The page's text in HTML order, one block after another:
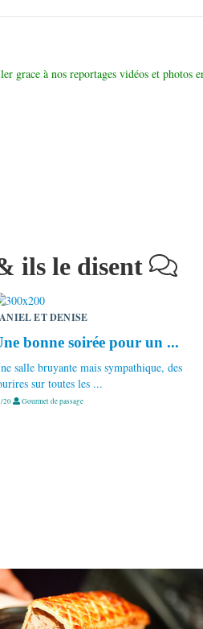
grace à nos reportages vidéos et photos
ils le disent
ET DENISE
bonne soirée pour un ...
salle bruyante mais sympathique, des
sur toutes les ...
20 Gourmet de passage